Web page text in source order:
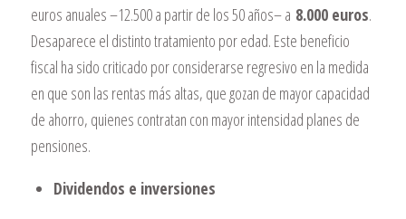
euros anuales –12.500 a partir de los 50 años– a 8.000 euros.
Desaparece el distinto tratamiento por edad. Este beneficio
fiscal ha sido criticado por considerarse regresivo en la medida
en que son las rentas más altas, que gozan de mayor capacidad
de ahorro, quienes contratan con mayor intensidad planes de
pensiones.
Dividendos e inversiones